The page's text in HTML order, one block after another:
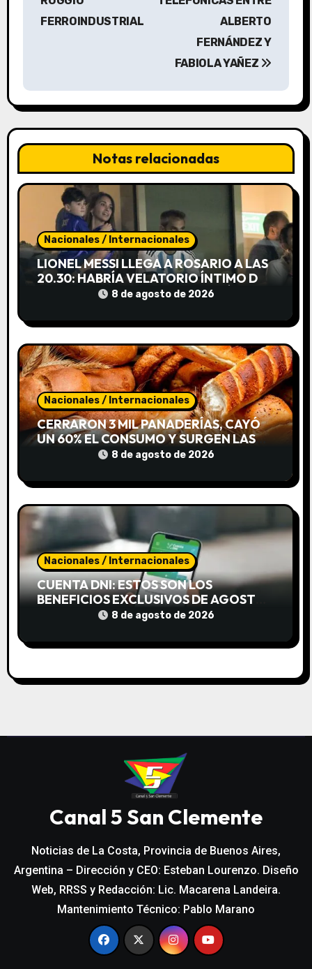
c
i
ó
n
e
e
t
r
a
d
a
FERROINDUSTRIAL
ALBERTO
FERNÁNDEZ Y
FABIOLA YAÑEZ
Notas relacionadas
Nacionales / Internacionales
LIONEL MESSI LLEGA A ROSARIO A LAS
20.30: HABRÍA VELATORIO ÍNTIMO DE
JORGE MESSI, SIN ACCESO AL PÚBLICO
8 de agosto de 2026
Nacionales / Internacionales
CERRARON 3 MIL PANADERÍAS, CAYÓ
UN 60% EL CONSUMO Y SURGEN LAS
«CUEVAS DE PAN»8 de agosto de 2026
Nacionales / Internacionales
CUENTA DNI: ESTOS SON LOS
BENEFICIOS EXCLUSIVOS DE AGOSTO
PARA AHORRAR DURANTE TODO EL
8 de agosto de 2026
Canal 5 San Clemente
Noticias de La Costa, Provincia de Buenos Aires,
Argentina – Dirección y CEO: Esteban Lourenzo. Diseño
Web, RRSS y Redacción: Lic. Macarena Landeira.
Mantenimiento Técnico: Pablo Marano